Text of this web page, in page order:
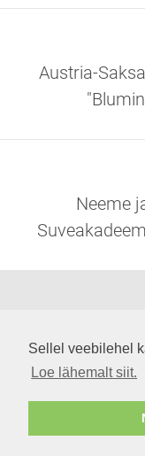
Sellel veebilehel
Loe lähemalt siit.
Austria-
Neeme